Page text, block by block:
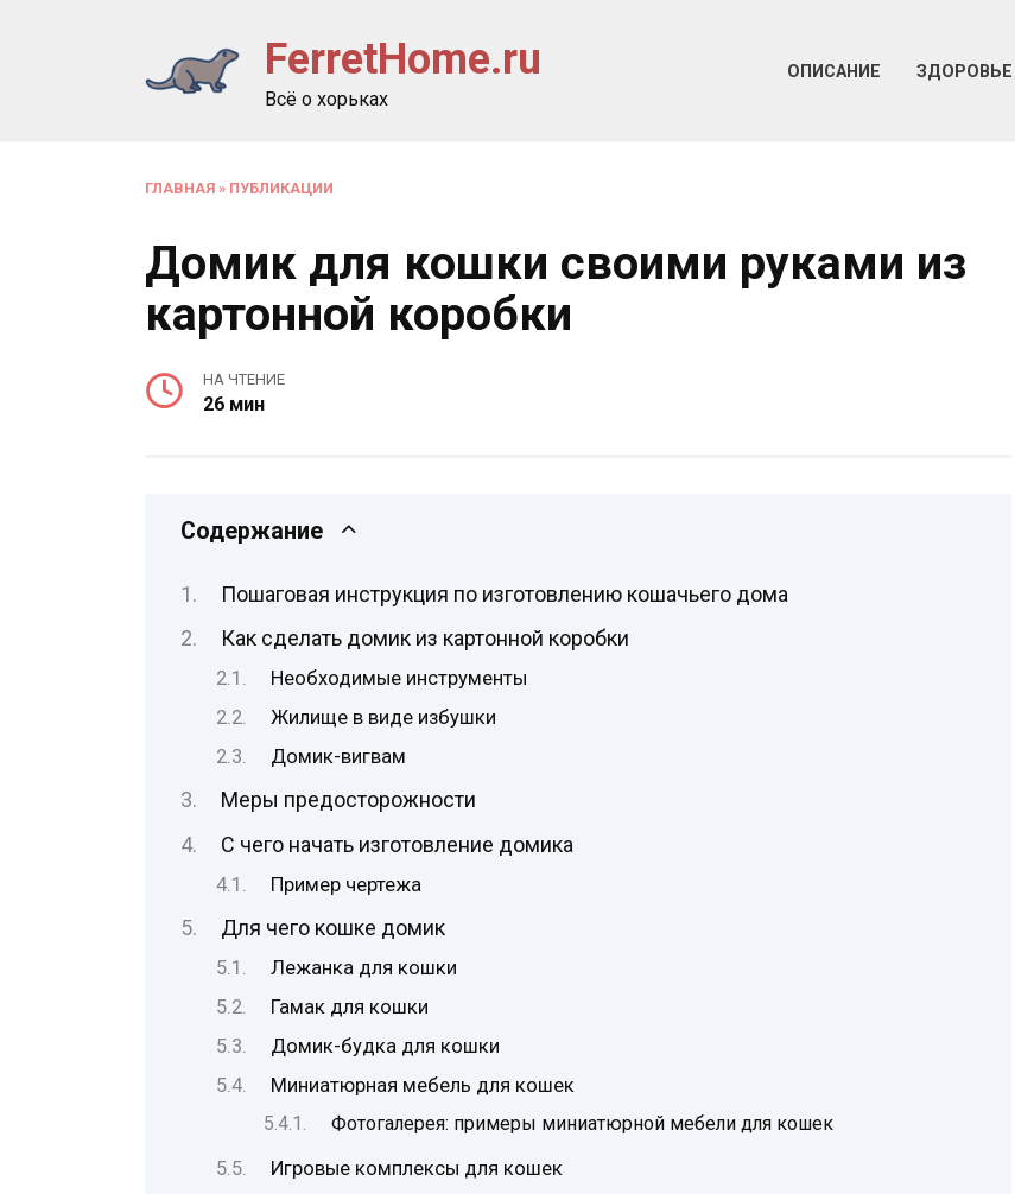
FerretHome.ru
Всё о хорьках
ОПИСАНИЕ ЗДОРОВЬЕ
ГЛАВНАЯ » ПУБЛИКАЦИИ
Домик для кошки своими руками из
картонной коробки
НА ЧТЕНИЕ
26 мин
Содержание
Пошаговая инструкция по изготовлению кошачьего дома
Как сделать домик из картонной коробки
Необходимые инструменты
Жилище в виде избушки
Домик-вигвам
Меры предосторожности
С чего начать изготовление домика
Пример чертежа
Для чего кошке домик
Лежанка для кошки
Гамак для кошки
Домик-будка для кошки
Миниатюрная мебель для кошек
Фотогалерея: примеры миниатюрной мебели для кошек
Игровые комплексы для кошек